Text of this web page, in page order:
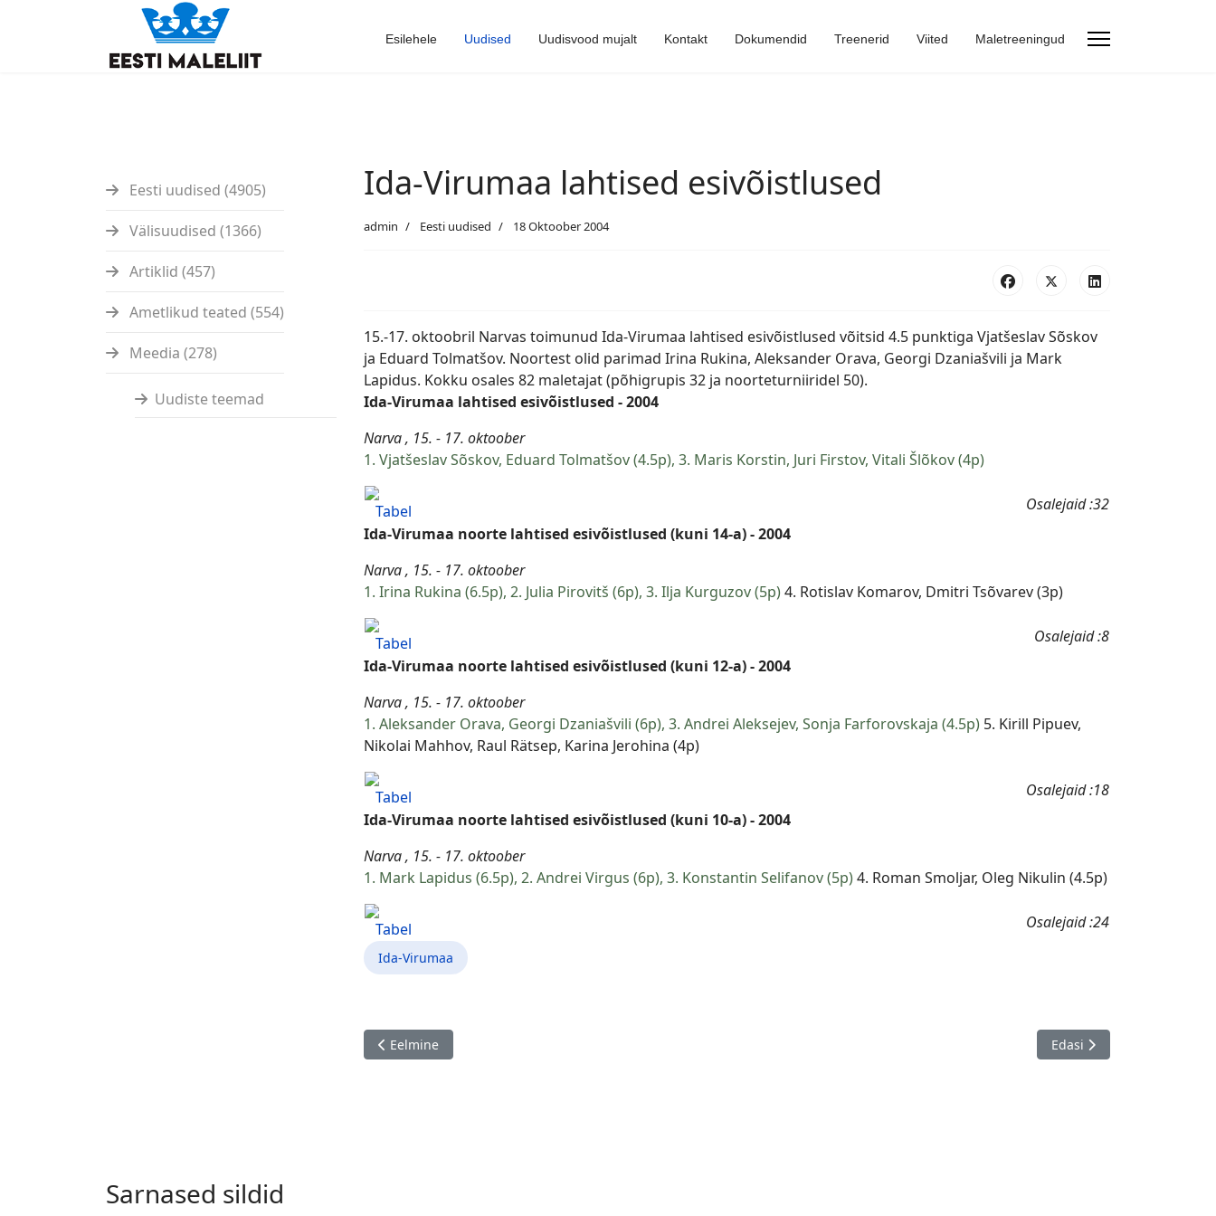
Esilehele Uudised Uudisvood mujalt Kontakt Dokumendid Treenerid Viited Maletreeningud
Eesti uudised (4905)
Välisuudised (1366)
Artiklid (457)
Ametlikud teated (554)
Meedia (278)
Uudiste teemad
Ida-Virumaa lahtised esivõistlused
admin Eesti uudised 18 Oktoober 2004
15.-17. oktoobril Narvas toimunud Ida-Virumaa lahtised esivõistlused võitsid 4.5 punktiga Vjatšeslav Sõskov
ja Eduard Tolmatšov. Noortest olid parimad Irina Rukina, Aleksander Orava, Georgi Dzaniašvili ja Mark
Lapidus. Kokku osales 82 maletajat (põhigrupis 32 ja noorteturniiridel 50).
Ida-Virumaa lahtised esivõistlused - 2004
Narva , 15. - 17. oktoober
1. Vjatšeslav Sõskov, Eduard Tolmatšov (4.5p), 3. Maris Korstin, Juri Firstov, Vitali Šlõkov (4p)
Tabel
Osalejaid :32
Ida-Virumaa noorte lahtised esivõistlused (kuni 14-a) - 2004
Narva , 15. - 17. oktoober
1. Irina Rukina (6.5p), 2. Julia Pirovitš (6p), 3. Ilja Kurguzov (5p)4. Rotislav Komarov, Dmitri Tsõvarev (3p)
Tabel
Osalejaid :8
Ida-Virumaa noorte lahtised esivõistlused (kuni 12-a) - 2004
Narva , 15. - 17. oktoober
1. Aleksander Orava, Georgi Dzaniašvili (6p), 3. Andrei Aleksejev, Sonja Farforovskaja (4.5p) 5. Kirill Pipuev,
Nikolai Mahhov, Raul Rätsep, Karina Jerohina (4p)
Tabel
Osalejaid :18
Ida-Virumaa noorte lahtised esivõistlused (kuni 10-a) - 2004
Narva , 15. - 17. oktoober
1. Mark Lapidus (6.5p), 2. Andrei Virgus (6p), 3. Konstantin Selifanov (5p)4. Roman Smoljar, Oleg Nikulin (4.5p)
Tabel Osalejaid :24
Ida-Virumaa
Eelmine artikkel: Tartu välkmale meistrivõistlused, 17.10.
Eelmine Järgmine artikkel: Pärnu
Edasi
Sarnased sildid